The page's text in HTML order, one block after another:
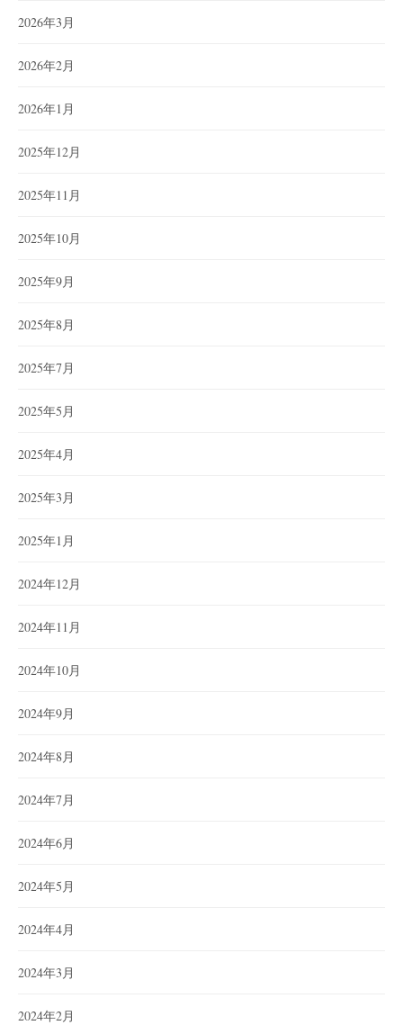
2026年3月
2026年2月
2026年1月
2025年12月
2025年11月
2025年10月
2025年9月
2025年8月
2025年7月
2025年5月
2025年4月
2025年3月
2025年1月
2024年12月
2024年11月
2024年10月
2024年9月
2024年8月
2024年7月
2024年6月
2024年5月
2024年4月
2024年3月
2024年2月